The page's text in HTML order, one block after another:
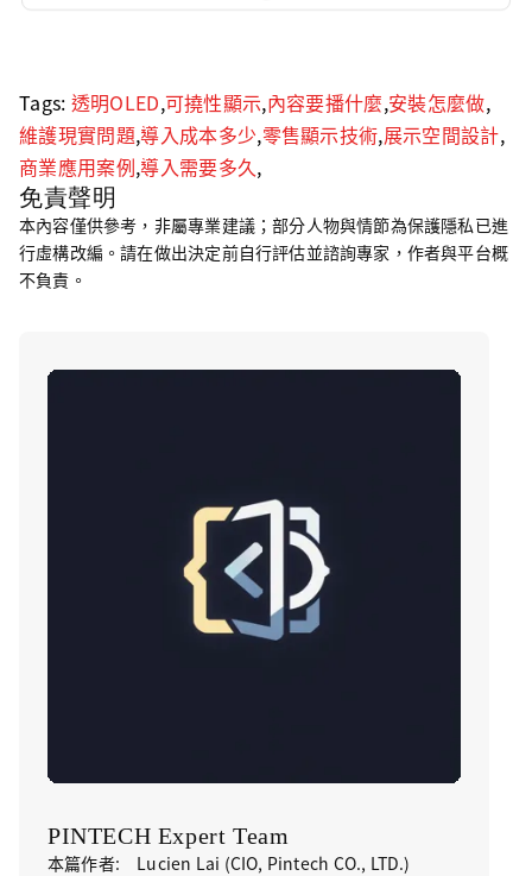
Tags: 透明OLED,可撓性顯示,內容要播什麼,安裝怎麼做,
維護現實問題,導入成本多少,零售顯示技術,展示空間設計,
商業應用案例,導入需要多久,
免責聲明
本內容僅供參考，非屬專業建議；部分人物與情節為保護隱私已進
行虛構改編。請在做出決定前自行評估並諮詢專家，作者與平台概
不負責。
PINTECH Expert Team
本篇作者: Lucien Lai (CIO, Pintech CO., LTD.)